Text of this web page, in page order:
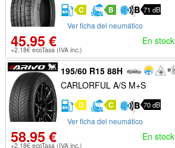
C B 71 dB
Ver ficha del neumático
45.95 €
+2.18€ ecoTasa (IVA inc.)
En stock
195/60 R15 88H
CARLORFUL A/S M+S
D C 70 dB
Ver ficha del neumático
58.95 €
+2.18€ ecoTasa (IVA inc.)
En stock